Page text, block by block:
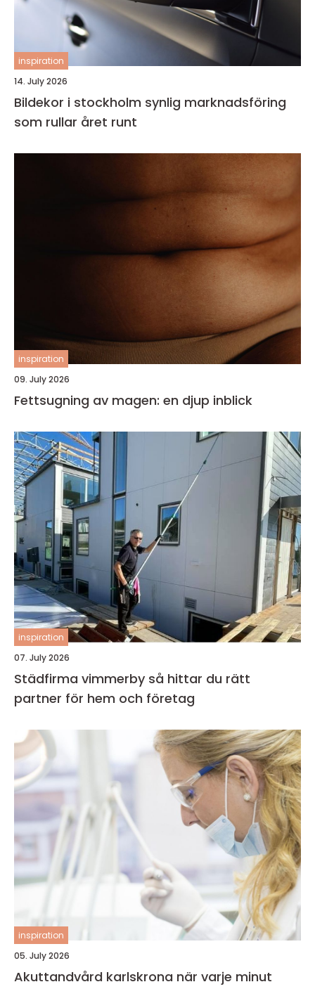
inspiration
14. July 2026
Bildekor i stockholm synlig marknadsföring
som rullar året runt
inspiration
09. July 2026
Fettsugning av magen: en djup inblick
inspiration
07. July 2026
Städfirma vimmerby så hittar du rätt
partner för hem och företag
inspiration
05. July 2026
Akuttandvård karlskrona när varje minut